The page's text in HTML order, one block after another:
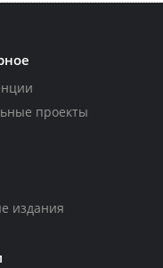
проекты
издания